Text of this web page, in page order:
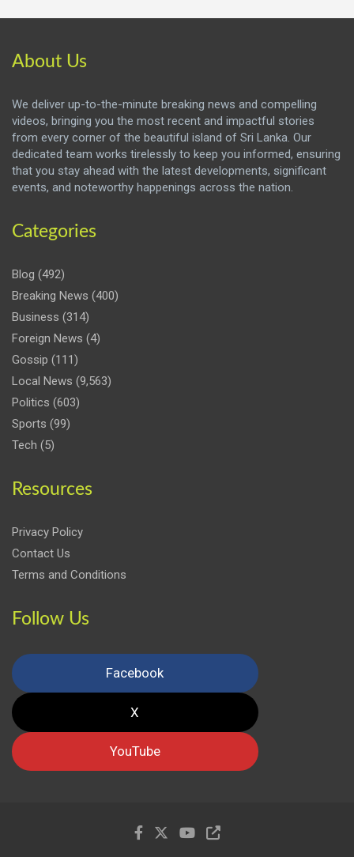
About Us
We deliver up-to-the-minute breaking news and compelling
videos, bringing you the most recent and impactful stories
from every corner of the beautiful island of Sri Lanka. Our
dedicated team works tirelessly to keep you informed, ensuring
that you stay ahead with the latest developments, significant
events, and noteworthy happenings across the nation.
Categories
Blog (492)
Breaking News (400)
Business (314)
Foreign News (4)
Gossip (111)
Local News (9,563)
Politics (603)
Sports (99)
Tech (5)
Resources
Privacy Policy
Contact Us
Terms and Conditions
Follow Us
Facebook
X
YouTube